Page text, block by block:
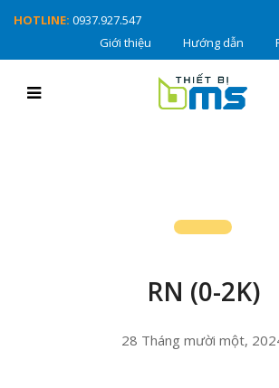
HOTLINE: 0937.927.547
Giới thiệu
Hướng dẫn
RN (0-2K)
28 Tháng mười một,